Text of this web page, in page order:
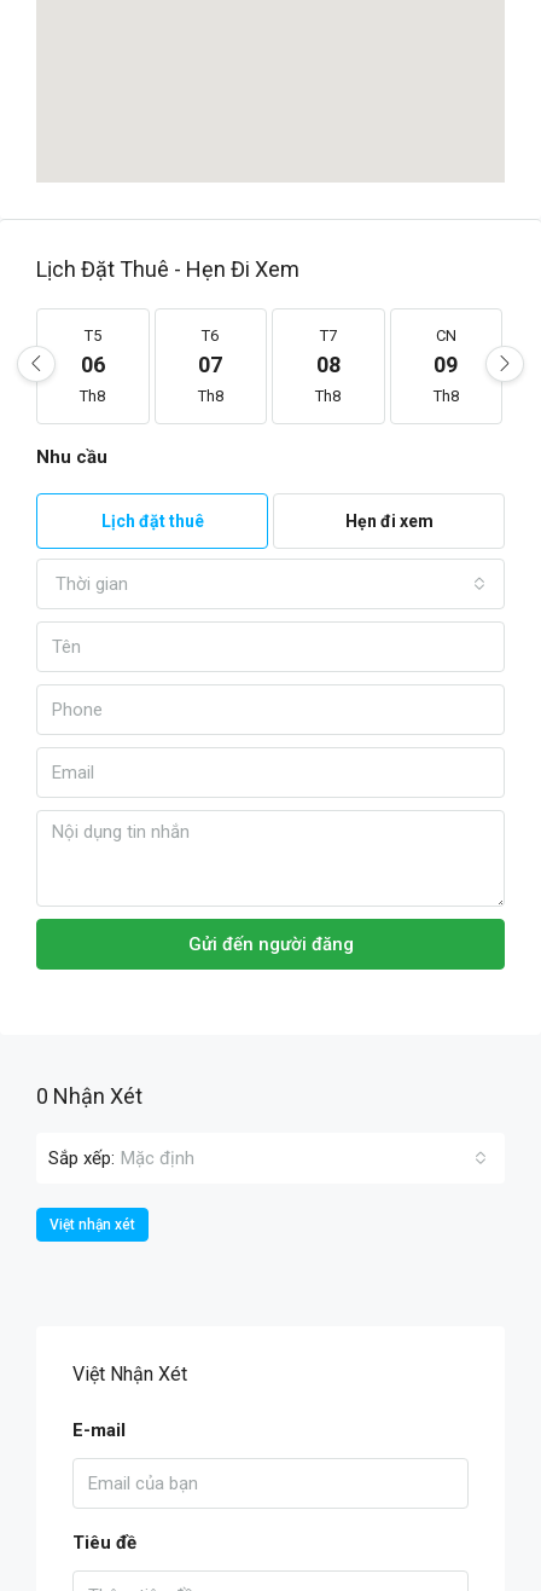
Lịch Đặt Thuê - Hẹn Đi Xem
T5
06
Th8
T6
07
Th8
T7
08
Th8
CN
09
Th8
Nhu cầu
Lịch đặt thuê Hẹn đi xem
Thời gian
Gửi đến người đăng
0 Nhận Xét
Sắp xếp: Mặc định
Việt nhận xét
Việt Nhận Xét
E-mail
Tiêu đề